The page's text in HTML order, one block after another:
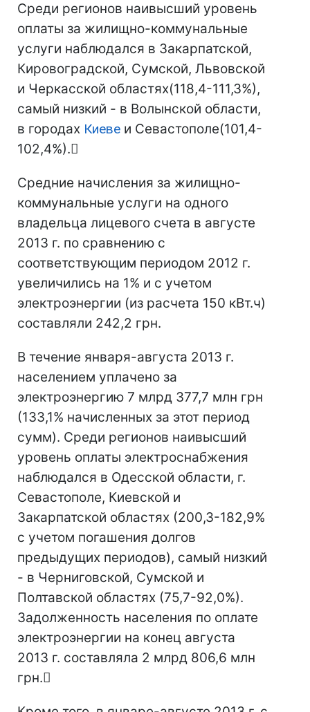
Среди регионов наивысший уровень
оплаты за жилищно-коммунальные
услуги наблюдался в Закарпатской,
Кировоградской, Сумской, Львовской
и Черкасской областях(118,4-111,3%),
самый низкий - в Волынской области,
в городах Киеве и Севастополе(101,4-
102,4%).
Средние начисления за жилищно-
коммунальные услуги на одного
владельца лицевого счета в августе
2013 г. по сравнению с
соответствующим периодом 2012 г.
увеличились на 1% и с учетом
электроэнергии (из расчета 150 кВт.ч)
составляли 242,2 грн.
В течение января-августа 2013 г.
населением уплачено за
электроэнергию 7 млрд 377,7 млн грн
(133,1% начисленных за этот период
сумм). Среди регионов наивысший
уровень оплаты электроснабжения
наблюдался в Одесской области, г.
Севастополе, Киевской и
Закарпатской областях (200,3-182,9%
с учетом погашения долгов
предыдущих периодов), самый низкий
- в Черниговской, Сумской и
Полтавской областях (75,7-92,0%).
Задолженность населения по оплате
электроэнергии на конец августа
2013 г. составляла 2 млрд 806,6 млн
грн.